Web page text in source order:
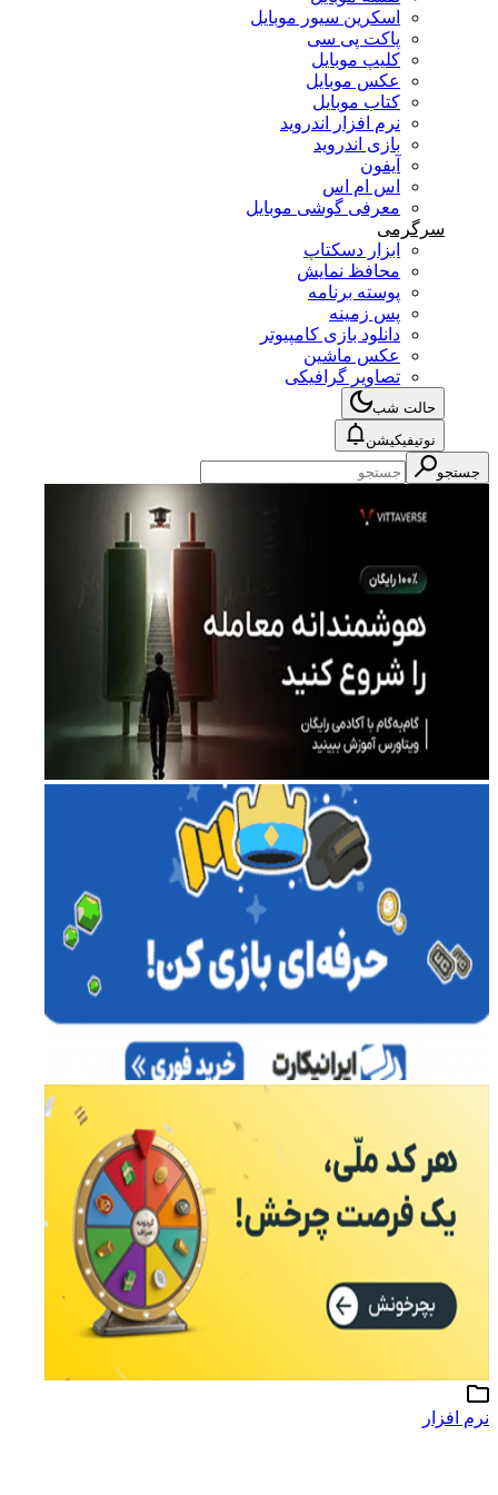
اسکرین سیور موبایل
پاکت پی سی
کلیپ موبایل
عکس موبایل
کتاب موبایل
نرم افزار اندروید
بازی اندروید
آیفون
اس ام اس
معرفی گوشی موبایل
سرگرمی
ابزار دسکتاپ
محافظ نمایش
پوسته برنامه
پس زمینه
دانلود بازی کامپیوتر
عکس ماشین
تصاویر گرافیکی
حالت شب
نوتیفیکیشن
جستجو
نرم افزار